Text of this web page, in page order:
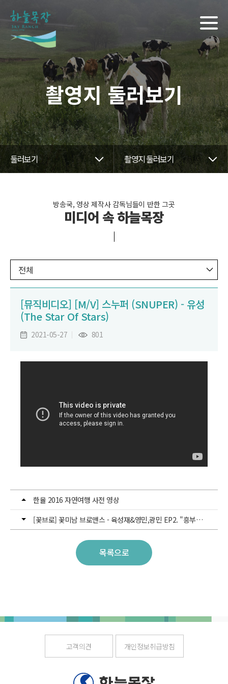
촬영지 둘러보기
둘러보기 촬영지 둘러보기
방송국, 영상 제작사 감독님들이 반한 그곳
미디어 속 하늘목장
전체
[뮤직비디오] [M/V] 스누퍼 (SNUPER) - 유성
(The Star Of Stars)
2021-05-27 801
한율 2016 자연여행 사전 영상
[꽃브로] 꽃미남 브로맨스 - 육성재&영민,광민 EP2. "흥부자 삼총사"
목록으로
고객의견 개인정보취급방침